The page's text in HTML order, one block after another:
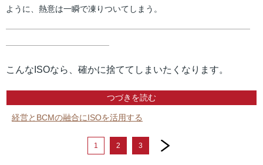
ように、熱意は一瞬で凍りついてしまう。
こんなISOなら、確かに捨ててしまいたくなります。
つづきを読む
経営とBCMの融合にISOを活用する
1 2 3
next